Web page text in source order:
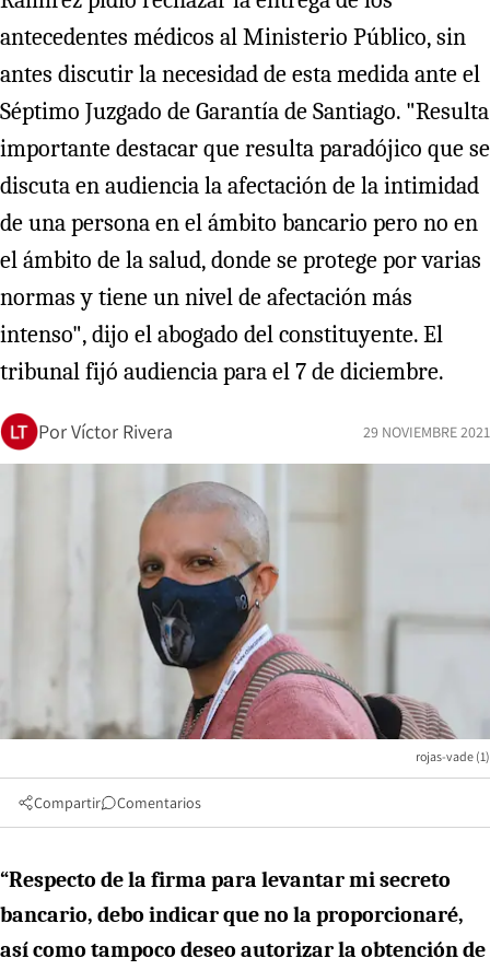
antecedentes médicos al Ministerio Público, sin
antes discutir la necesidad de esta medida ante el
Séptimo Juzgado de Garantía de Santiago. "Resulta
importante destacar que resulta paradójico que se
discuta en audiencia la afectación de la intimidad
de una persona en el ámbito bancario pero no en
el ámbito de la salud, donde se protege por varias
normas y tiene un nivel de afectación más
intenso", dijo el abogado del constituyente. El
tribunal fijó audiencia para el 7 de diciembre.
PorVíctor Rivera 29 NOVIEMBRE 2021
rojas-vade (1)
Compartir Comentarios
“Respecto de la firma para levantar mi secreto
bancario, debo indicar que no la proporcionaré,
así como tampoco deseo autorizar la obtención de